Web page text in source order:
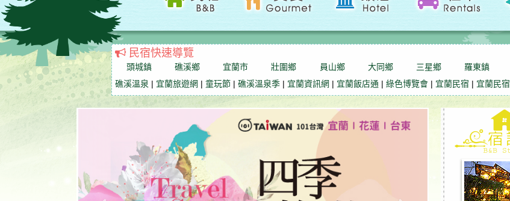
民宿快速導覽
頭城鎮 礁溪鄉 宜蘭市 壯圍鄉 員山鄉 大同鄉 三星鄉 羅東鎮
礁溪溫泉 | 宜蘭旅遊網 | 童玩節| 礁溪溫泉季| 宜蘭資訊網 | 宜蘭飯店通 | 綠色博覽會| 宜蘭民宿 | 宜蘭民宿